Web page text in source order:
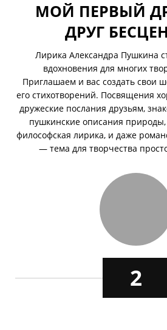
2
МОЙ ПЕРВЫЙ
ДРУГ
Лирика Александра Пушкина
вдохновения для многих
Приглашаем и вас создать свои
его стихотворений. Посвящения
дружеские послания друзьям,
пушкинские описания
философская лирика, и даже
— тема для творчества